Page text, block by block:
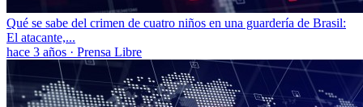
Qué se sabe del crimen de cuatro niños en una guardería de Brasil:
El atacante,...
hace 3 años · Prensa Libre